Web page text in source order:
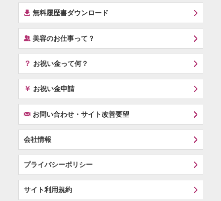
í 無料履歴書ダウンロード
‰美容のお仕事って？
？ お祝い金って何？
￥ お祝い金申請
Fお問い合わせ・サイト改善要望
会社情報
プライバシーポリシー
サイト利用規約